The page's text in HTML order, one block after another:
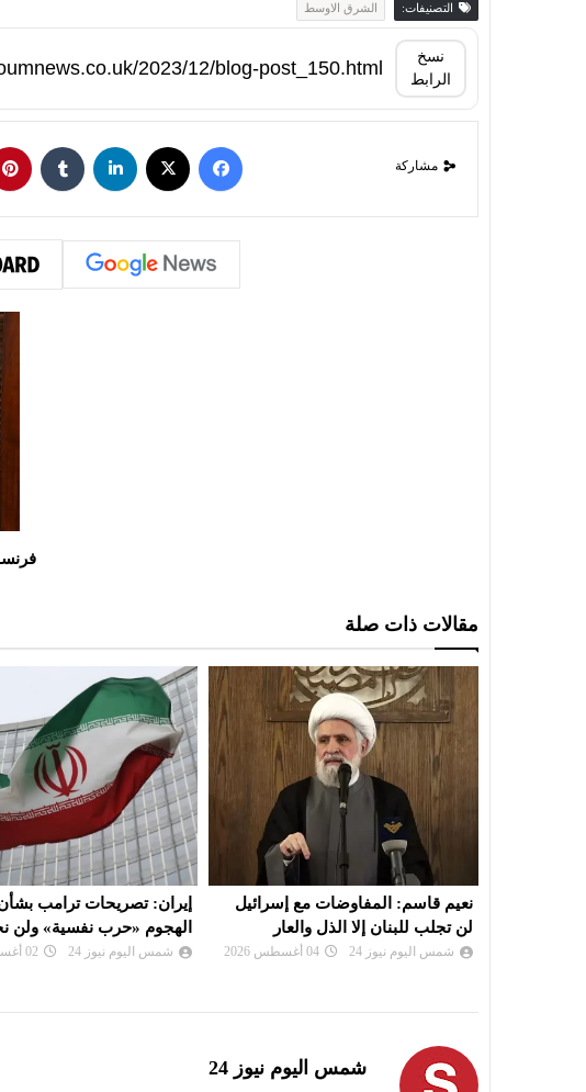
التصنيفات: الشرق الاوسط
نسخ
الرابط
مشاركة
مقالات ذات صلة
نعيم قاسم: المفاوضات مع إسرائيل
لن تجلب للبنان إلا الذل والعار
شمس اليوم نيوز 24 04 أغسطس 2026
إيران: تصريحات ترامب بشأن
الهجوم «حرب نفسية» ولن
شمس اليوم نيوز 24 02 أغسطس 2026
شمس اليوم نيوز 24